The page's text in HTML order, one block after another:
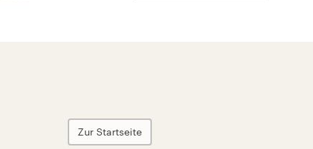
Zur Startseite